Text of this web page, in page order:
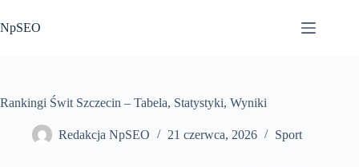
do
treści
NpSEO
Rankingi Świt Szczecin – Tabela, Statystyki, Wyniki
Redakcja NpSEO 21 czerwca, 2026 Sport